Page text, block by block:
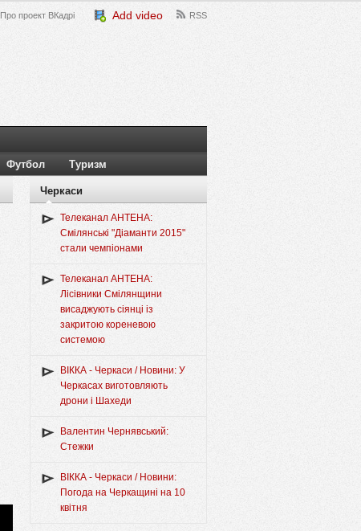
Про проект ВКадрі Add video RSS
Футбол Туризм
Черкаси
Телеканал АНТЕНА:
Смілянські "Діаманти 2015"
стали чемпіонами
Телеканал АНТЕНА:
Лісівники Смілянщини
висаджують сіянці із
закритою кореневою
системою
ВІККА - Черкаси / Новини: У
Черкасах виготовляють
дрони і Шахеди
Валентин Чернявський:
Стежки
ВІККА - Черкаси / Новини:
Погода на Черкащині на 10
квітня